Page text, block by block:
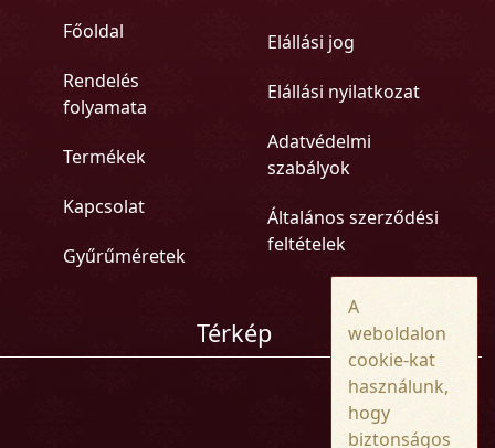
Főoldal
Rendelés
folyamata
Termékek
Kapcsolat
Gyűrűméretek
Elállási jog
Elállási nyilatkozat
Adatvédelmi
szabályok
Általános szerződési
feltételek
Térkép
A
weboldalon
cookie-kat
használunk,
hogy
biztonságos